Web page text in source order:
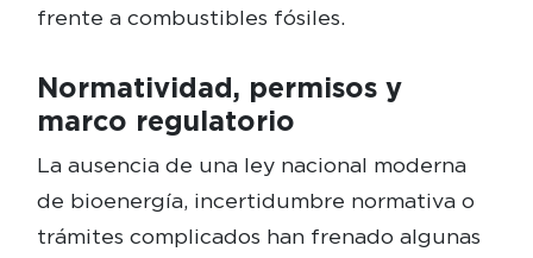
frente a combustibles fósiles.
Normatividad, permisos y
marco regulatorio
La ausencia de una ley nacional moderna
de bioenergía, incertidumbre normativa o
trámites complicados han frenado algunas